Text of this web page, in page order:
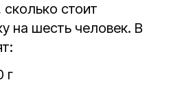
стоит
на шесть человек. В
г